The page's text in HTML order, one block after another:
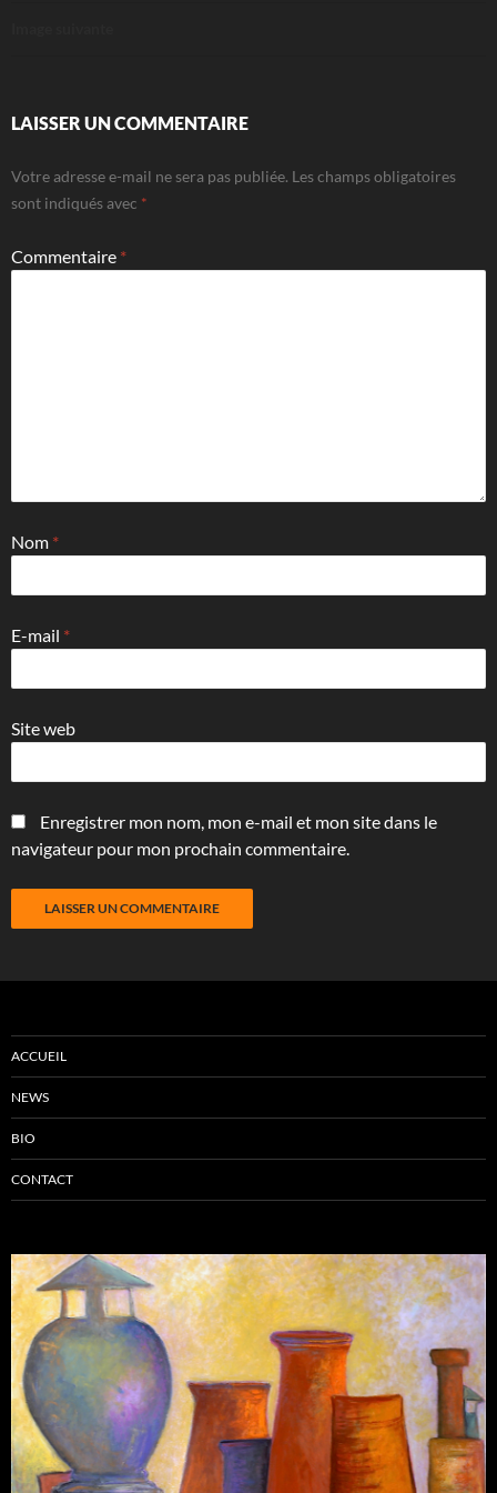
LAISSER UN COMMENTAIRE
Votre adresse e-mail ne sera pas publiée. Les champs obligatoires
sont indiqués avec *
Commentaire *
Nom *
E-mail *
Site web
Enregistrer mon nom, mon e-mail et mon site dans le
navigateur pour mon prochain commentaire.
ACCUEIL
NEWS
BIO
CONTACT